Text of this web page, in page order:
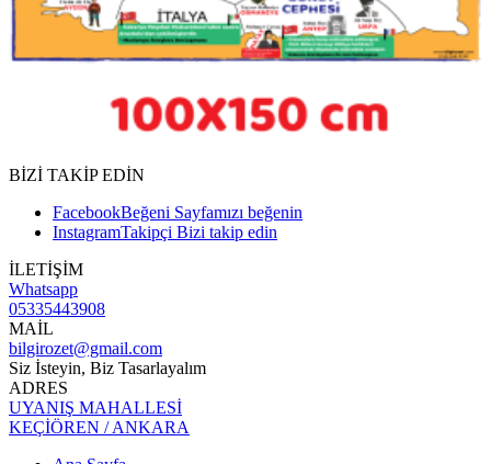
BİZİ TAKİP EDİN
FacebookBeğeni Sayfamızı beğenin
InstagramTakipçi Bizi takip edin
İLETİŞİM
Whatsapp
05335443908
MAİL
bilgirozet@gmail.com
Siz İsteyin, Biz Tasarlayalım
ADRES
UYANIŞ MAHALLESİ
KEÇİÖREN / ANKARA